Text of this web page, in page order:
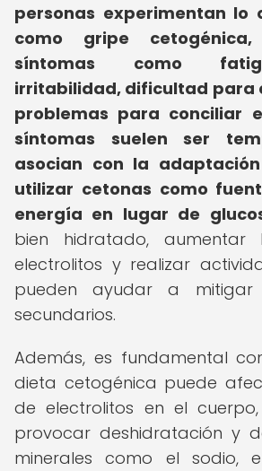
personas experimentan lo
como gripe
síntomas como
irritabilidad, dificultad para
problemas para conciliar
síntomas suelen ser
asocian con la
utilizar cetonas como
energía en lugar de
bien hidratado,
electrolitos y realizar
pueden ayudar a mitigar
secundarios.
Además, es fundamental
dieta cetogénica puede
de electrolitos en el
provocar deshidratación y
minerales como el sodio,